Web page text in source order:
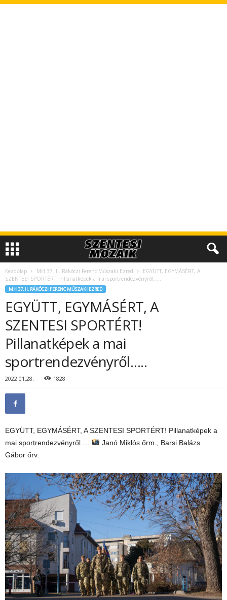
Kezdőlap MH 37. II. Rákóczi Ferenc Műszaki Ezred
EGYÜTT, EGYMÁSÉRT, A
SZENTESI SPORTÉRT! Pillanatképek a mai sportrendezvényről…..
MH 37. II. RÁKÓCZI FERENC MŰSZAKI EZRED
EGYÜTT, EGYMÁSÉRT, A
SZENTESI SPORTÉRT!
Pillanatképek a mai
sportrendezvényről…..
2022.01.28. 1828
EGYÜTT, EGYMÁSÉRT, A SZENTESI SPORTÉRT! Pillanatképek a
mai sportrendezvényről….
Janó Miklós őrm., Barsi Balázs
Gábor őrv.